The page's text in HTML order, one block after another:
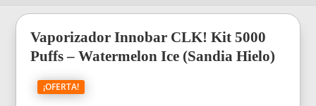
Vaporizador Innobar CLK! Kit 5000
Puffs – Watermelon Ice (Sandia Hielo)
¡OFERTA!